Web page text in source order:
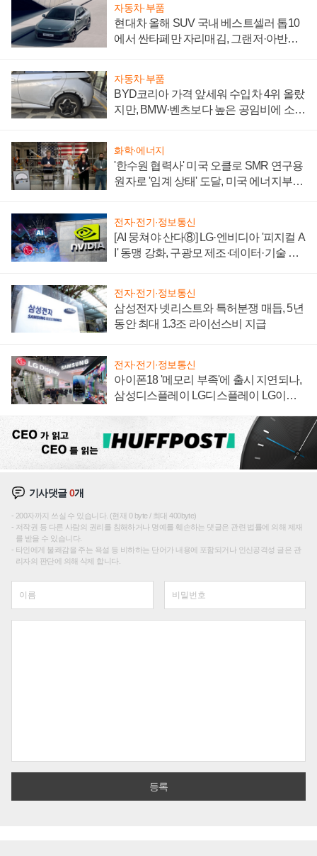
자동차·부품
현대차 올해 SUV 국내 베스트셀러 톱10
에서 싼타페만 자리매김, 그랜저·아반떼
자동차·부품
BYD코리아 가격 앞세워 수입차 4위 올랐
지만, BMW·벤츠보다 높은 공임비에 소비
화학·에너지
'한수원 협력사' 미국 오클로 SMR 연구용
원자로 '임계 상태' 도달, 미국 에너지부
전자·전기·정보통신
[AI 뭉쳐야 산다⑧] LG·엔비디아 '피지컬 A
I' 동맹 강화, 구광모 제조·데이터·기술 결
전자·전기·정보통신
삼성전자 넷리스트와 특허분쟁 매듭, 5년
동안 최대 1.3조 라이선스비 지급
전자·전기·정보통신
아이폰18 '메모리 부족'에 출시 지연되나,
삼성디스플레이 LG디스플레이 LG이노
기사댓글0개
200자까지 쓰실 수 있습니다. (현재 0 byte / 최대 400byte)
저작권 등 다른 사람의 권리를 침해하거나 명예를 훼손하는 댓글은 관련 법률에 의해 제재
를 받을 수 있습니다.
타인에게 불쾌감을 주는 욕설 등 비하하는 단어가 내용에 포함되거나 인신공격성 글은 관
리자의 판단에 의해 삭제 합니다.